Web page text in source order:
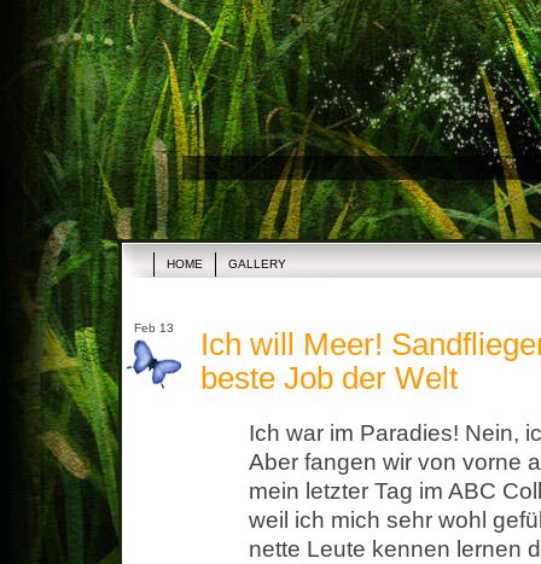
HOME GALLERY
Feb 13
Ich will Meer!
beste Job der Welt
Ich war im Paradies! Nein,
Aber fangen wir von vorne
mein letzter Tag im ABC
weil ich mich sehr wohl
nette Leute kennen lernen